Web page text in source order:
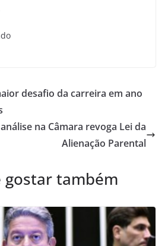
desafio da carreira em ano
na Câmara revoga Lei da
Alienação Parental
gostar também